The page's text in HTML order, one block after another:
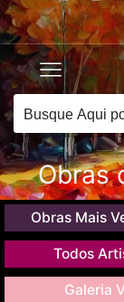
Obras
Obras Mais
Todos
Galeria